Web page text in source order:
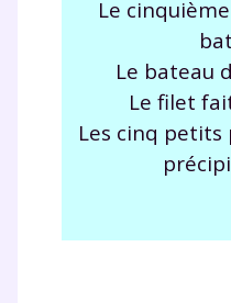
Le
Le bateau
Le filet
Les cinq petits
Testez
pendant
plateforme